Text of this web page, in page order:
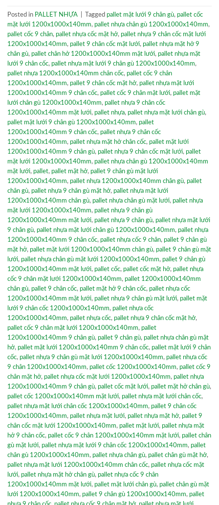
Posted in PALLET NHỰA Tagged pallet mặt lưới 9 chân gù, pallet cốc
mặt lưới 1200x1000x140mm, pallet nhựa chân gù 1200x1000x140mm,
pallet cốc 9 chân, pallet nhựa cốc mặt hở, pallet nhựa 9 chân cốc mặt lưới
1200x1000x140mm, pallet 9 chân cốc mặt lưới, pallet nhựa mặt hở 9
chân gù, pallet chân hở 1200x1000x140mm mặt lưới, pallet nhựa mặt
lưới 9 chân cốc, pallet nhựa mặt lưới 9 chân gù 1200x1000x140mm,
pallet nhựa 1200x1000x140mm chân cốc, pallet cốc 9 chân
1200x1000x140mm, pallet 9 chân cốc mặt hở, pallet nhựa mặt lưới
1200x1000x140mm 9 chân cốc, pallet cốc 9 chân mặt lưới, pallet mặt
lưới chân gù 1200x1000x140mm, pallet nhựa 9 chân cốc
1200x1000x140mm mặt lưới, pallet nhựa, pallet nhựa mặt lưới chân gù,
pallet mặt lưới 9 chân gù 1200x1000x140mm, pallet
1200x1000x140mm 9 chân cốc, pallet nhựa 9 chân cốc
1200x1000x140mm, pallet nhựa mặt hở chân cốc, pallet mặt lưới
1200x1000x140mm 9 chân gù, pallet nhựa 9 chân cốc mặt lưới, pallet
mặt lưới 1200x1000x140mm, pallet nhựa chân gù 1200x1000x140mm
mặt lưới, pallet, pallet mặt hở, pallet 9 chân gù mặt lưới
1200x1000x140mm, pallet nhựa 1200x1000x140mm chân gù, pallet
chân gù, pallet nhựa 9 chân gù mặt hở, pallet nhựa mặt lưới
1200x1000x140mm chân gù, pallet nhựa chân gù mặt lưới, pallet nhựa
mặt lưới 1200x1000x140mm, pallet nhựa 9 chân gù
1200x1000x140mm mặt lưới, pallet nhựa 9 chân gù, pallet nhựa mặt lưới
9 chân gù, pallet nhựa mặt lưới chân gù 1200x1000x140mm, pallet nhựa
1200x1000x140mm 9 chân cốc, pallet nhựa cốc 9 chân, pallet 9 chân gù
mặt hở, pallet mặt lưới 1200x1000x140mm chân gù, pallet 9 chân gù mặt
lưới, pallet nhựa chân gù mặt lưới 1200x1000x140mm, pallet 9 chân gù
1200x1000x140mm mặt lưới, pallet cốc, pallet cốc mặt hở, pallet nhựa
cốc 9 chân mặt lưới 1200x1000x140mm, pallet 1200x1000x140mm
chân gù, pallet 9 chân cốc, pallet mặt hở 9 chân cốc, pallet nhựa cốc
1200x1000x140mm mặt lưới, pallet nhựa 9 chân gù mặt lưới, pallet mặt
lưới 9 chân cốc 1200x1000x140mm, pallet nhựa cốc
1200x1000x140mm, pallet nhựa cốc, pallet nhựa 9 chân cốc mặt hở,
pallet cốc 9 chân mặt lưới 1200x1000x140mm, pallet
1200x1000x140mm 9 chân gù, pallet 9 chân gù, pallet nhựa chân gù mặt
hở, pallet mặt lưới 1200x1000x140mm 9 chân cốc, pallet mặt lưới 9 chân
cốc, pallet nhựa 9 chân gù mặt lưới 1200x1000x140mm, pallet nhựa cốc
9 chân 1200x1000x140mm, pallet cốc 1200x1000x140mm, pallet cốc 9
chân mặt hở, pallet nhựa cốc mặt lưới 1200x1000x140mm, pallet nhựa
1200x1000x140mm 9 chân gù, pallet cốc mặt lưới, pallet mặt hở chân gù,
pallet cốc 1200x1000x140mm mặt lưới, pallet nhựa mặt lưới chân cốc,
pallet nhựa mặt lưới chân cốc 1200x1000x140mm, pallet 9 chân cốc
1200x1000x140mm, pallet nhựa mặt lưới, pallet nhựa mặt hở, pallet 9
chân cốc mặt lưới 1200x1000x140mm, pallet mặt lưới, pallet nhựa mặt
hở 9 chân cốc, pallet cốc 9 chân 1200x1000x140mm mặt lưới, pallet chân
gù mặt lưới, pallet nhựa mặt lưới 9 chân cốc 1200x1000x140mm, pallet
chân gù 1200x1000x140mm, pallet nhựa chân gù, pallet chân gù mặt hở,
pallet nhựa mặt lưới 1200x1000x140mm chân cốc, pallet nhựa cốc mặt
lưới, pallet nhựa mặt hở chân gù, pallet nhựa cốc 9 chân
1200x1000x140mm mặt lưới, pallet mặt lưới chân gù, pallet chân gù mặt
lưới 1200x1000x140mm, pallet 9 chân gù 1200x1000x140mm, pallet